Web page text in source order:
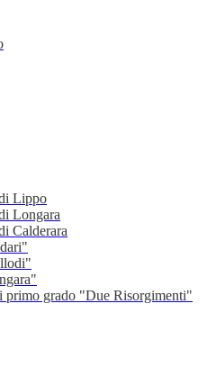
Lippo
Longara
Calderara
primo grado "Due Risorgimenti"